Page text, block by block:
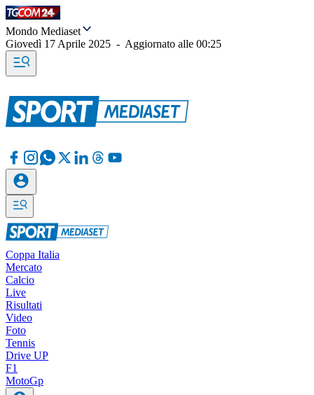
Mondo Mediaset
Giovedì 17 Aprile 2025 - Aggiornato alle 00:25
Coppa Italia
Mercato
Calcio
Live
Risultati
Video
Foto
Tennis
Drive UP
F1
MotoGp